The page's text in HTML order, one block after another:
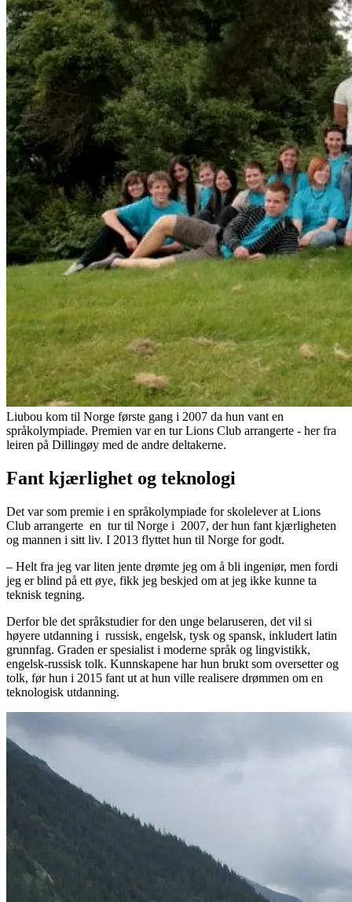
Liubou kom til Norge første gang i 2007 da hun vant en
språkolympiade. Premien var en tur Lions Club arrangerte - her fra
leiren på Dillingøy med de andre deltakerne.
Fant kjærlighet og teknologi
Det var som premie i en språkolympiade for skolelever at Lions
Club arrangerte en tur til Norge i 2007, der hun fant kjærligheten
og mannen i sitt liv. I 2013 flyttet hun til Norge for godt.
– Helt fra jeg var liten jente drømte jeg om å bli ingeniør, men fordi
jeg er blind på ett øye, fikk jeg beskjed om at jeg ikke kunne ta
teknisk tegning.
Derfor ble det språkstudier for den unge belaruseren, det vil si
høyere utdanning i russisk, engelsk, tysk og spansk, inkludert latin
grunnfag. Graden er spesialist i moderne språk og lingvistikk,
engelsk-russisk tolk. Kunnskapene har hun brukt som oversetter og
tolk, før hun i 2015 fant ut at hun ville realisere drømmen om en
teknologisk utdanning.